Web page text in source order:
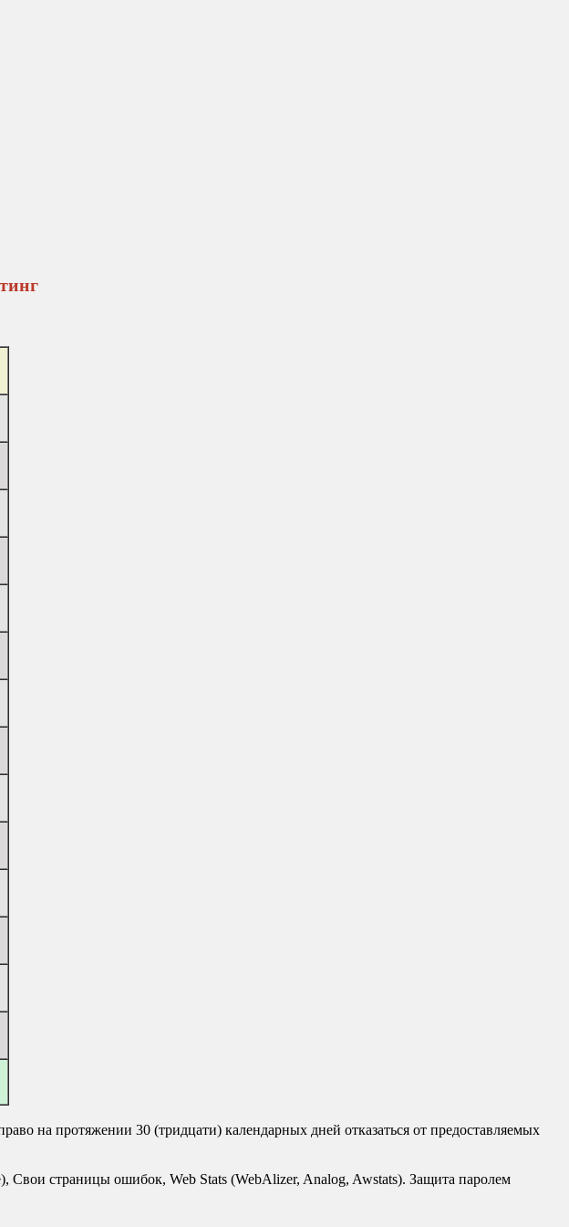
на протяжении 30 (тридцати) календарных дней отказаться от предоставляемых
Свои страницы ошибок, Web Stats (WebAlizer, Analog, Awstats). Защита паролем